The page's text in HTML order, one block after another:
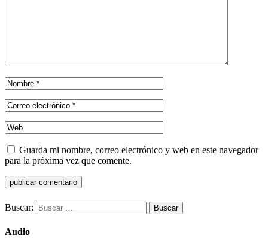
Guarda mi nombre, correo electrónico y web en este navegador
para la próxima vez que comente.
Buscar:
Audio